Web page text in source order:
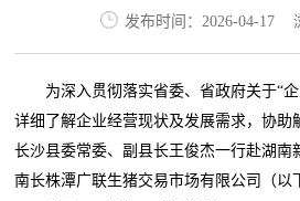
发布时间：2026-04-17
为深入贯彻落实省委、省政府关于“
详细了解企业经营现状及发展需求，协助
长沙县委常委、副县长王俊杰一行赴湖南
南长株潭广联生猪交易市场有限公司（以